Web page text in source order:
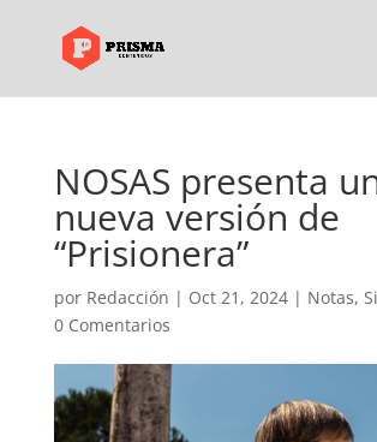
NOSAS presenta
nueva versión de
“Prisionera”
por Redacción | Oct 21, 2024| Notas,
0 Comentarios